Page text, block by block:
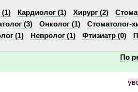
(1) Кардиолог (1) Хирург (2)
(3) Онколог (1) Стоматолог-
(1) Невролог (1) Фтизиатр (0)
По